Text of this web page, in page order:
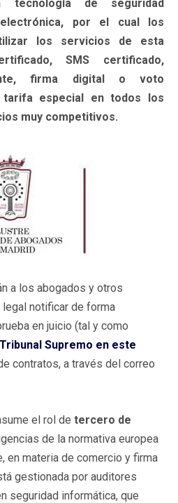
tecnología de seguridad
por el cual los
los servicios de esta
SMS certificado,
firma digital o voto
especial en todos los
muy competitivos.
a los abogados y otros
notificar de forma
en juicio (tal y como
Supremo en este
contratos, a través del correo
el rol de tercero de
de la normativa europea
en materia de comercio y firma
gestionada por auditores
seguridad informática, que